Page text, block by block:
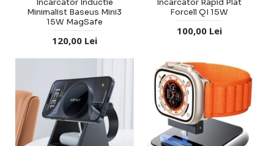
Incarcator Inductie
Minimalist Baseus Mini3
15W MagSafe
120,00 Lei
Incarcator Rapid Plat
Forcell QI 15W
100,00 Lei